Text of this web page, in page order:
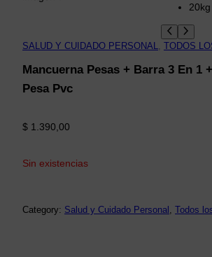
SALUD Y CUIDADO PERSONAL TODOS
Mancuerna Pesas + Barra 3 En 1
Pesa Pvc
$ 1.390,00
Sin existencias
Category: Salud y Cuidado Personal , Todos